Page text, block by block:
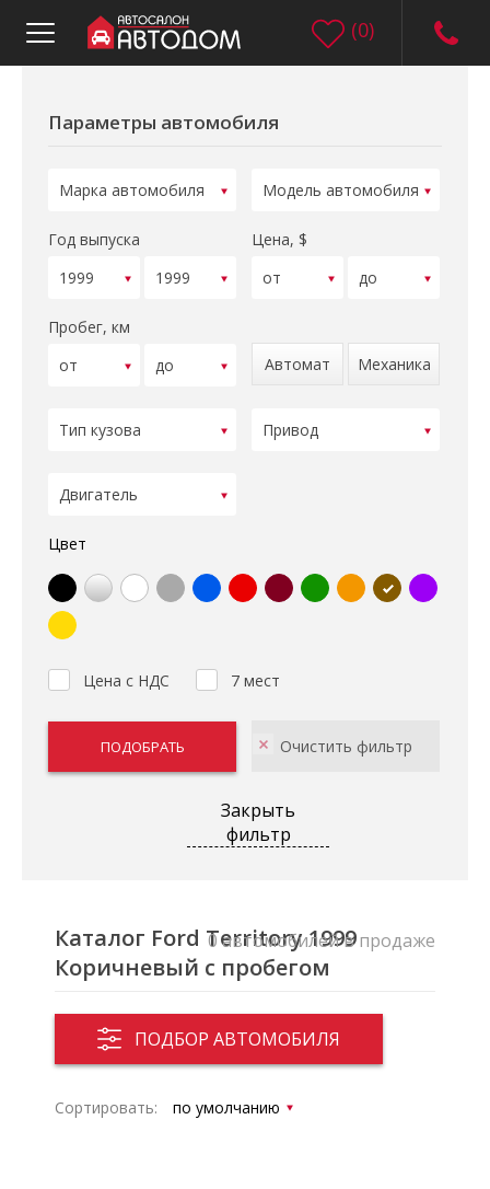
(0)
Параметры автомобиля
Год выпуска Цена, $
Пробег, км
Автомат
Механика
Цвет
Цена с НДС 7 мест
Закрыть
фильтр
Каталог Ford Territory 1999
Коричневый с пробегом
ПОДБОР АВТОМОБИЛЯ
0 автомобилей в продаже
Сортировать: